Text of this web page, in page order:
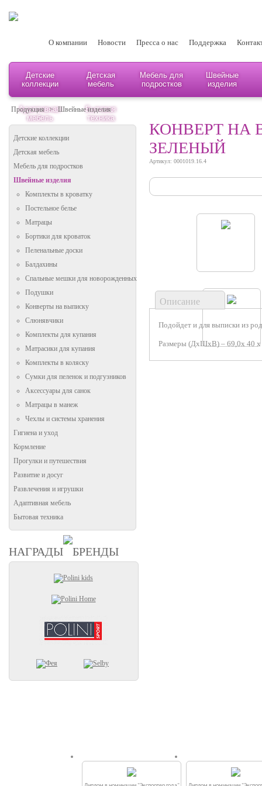
О компании Новости Пресса о нас Поддержка
Детские
коллекции
Детская
мебель
Мебель для
подростков
Швейные
изделия
Адаптивная
мебель
Бытовая
техника
Продукция > Швейные изделия
Детские коллекции
Детская мебель
Мебель для подростков
Швейные изделия
Комплекты в кроватку
Постельное белье
Матрацы
Бортики для кроваток
Пеленальные доски
Балдахины
Спальные мешки для новорожденных
Подушки
Конверты на выписку
Слюнявчики
Комплекты для купания
Матрасики для купания
Комплекты в коляску
Сумки для пеленок и подгузников
Аксессуары для санок
Матрацы в манеж
Чехлы и системы хранения
Гигиена и уход
Кормление
Прогулки и путешествия
Развитие и досуг
Развлечения и игрушки
Адаптивная мебель
Бытовая техника
НАГРАДЫ БРЕНДЫ
КОНВЕРТ НА
ЗЕЛЕНЫЙ
Артикул: 0001019.16.4
Описание
Подойдет и для выписки из
Размеры (ДхШхВ) – 69,0х 40 х